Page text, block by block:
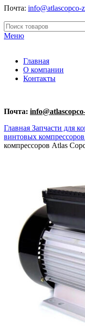
Почта: info@atlascopco-
Меню
Главная
О компании
Контакты
Почта:
Главная Запчасти для
винтовых компрессоров
компрессоров Atlas